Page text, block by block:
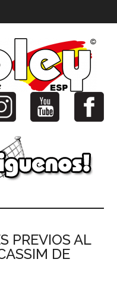
PREVIOS AL
DE